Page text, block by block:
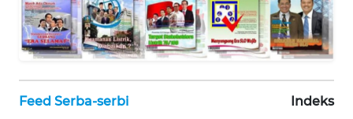
Feed Serba-serbi Indeks
JABAR
WN
WN